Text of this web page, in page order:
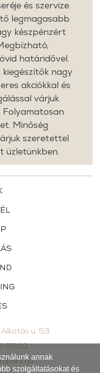
és szervize.
legmagasabb
készpénzért
határidővel.
nagy
akciókkal és
várjuk
Folyamatosan
Minőség
szeretettel
üzletünkben.
u. 53.
5500
annak
szolgáltatásokat és